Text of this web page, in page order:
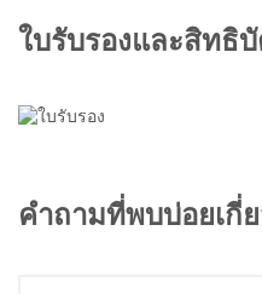
ใบรับรองและสิทธิ
คำถามที่พบบ่อยเกี่